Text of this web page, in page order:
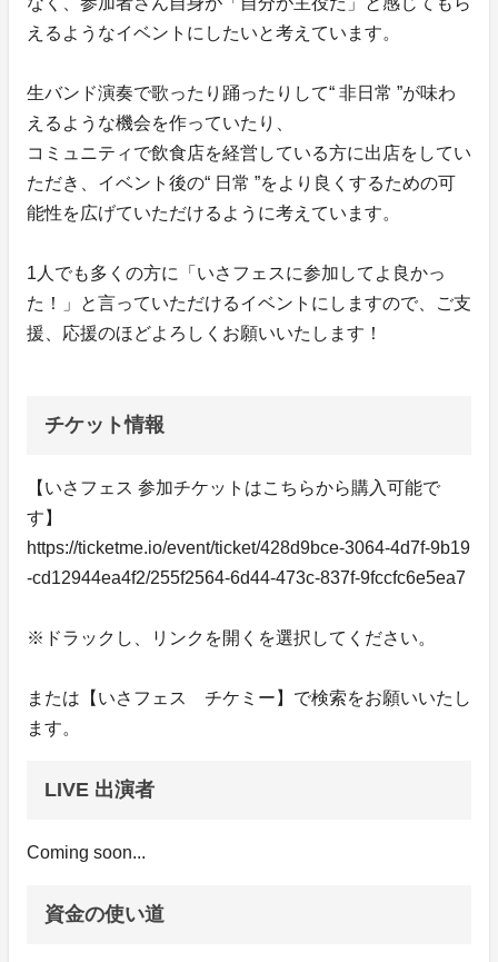
えるようなイベントにしたいと考えています。
生バンド演奏で歌ったり踊ったりして“ 非日常 ”が味わ
えるような機会を作っていたり、
コミュニティで飲食店を経営している方に出店をしてい
ただき、イベント後の“ 日常 ”をより良くするための可
能性を広げていただけるように考えています。
1人でも多くの方に「いさフェスに参加してよ良かっ
た！」と言っていただけるイベントにしますので、ご支
援、応援のほどよろしくお願いいたします！
チケット情報
【いさフェス 参加チケットはこちらから購入可能で
す】
https://ticketme.io/event/ticket/428d9bce-3064-4d7f-9b19
-cd12944ea4f2/255f2564-6d44-473c-837f-9fccfc6e5ea7
※ドラックし、リンクを開くを選択してください。
または【いさフェス チケミー】で検索をお願いいたし
ます。
LIVE 出演者
Coming soon...
資金の使い道